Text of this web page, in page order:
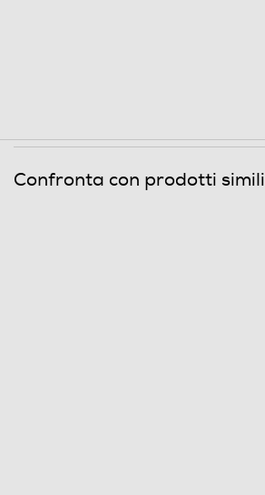
Confronta con prodotti simili